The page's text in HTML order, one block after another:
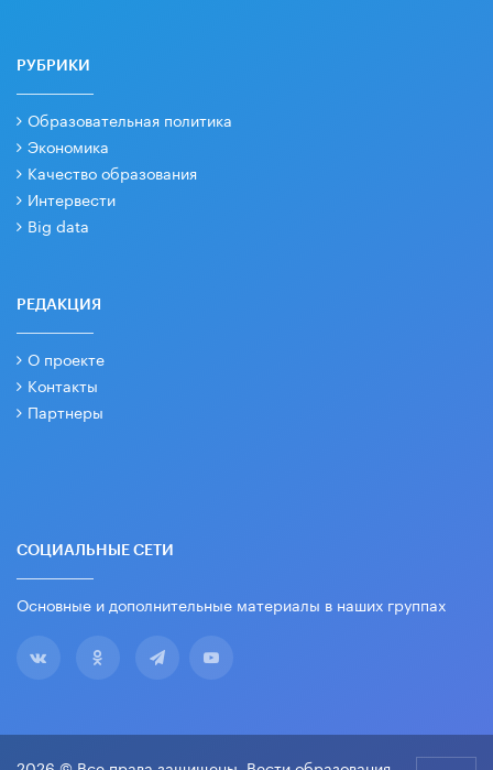
РУБРИКИ
Образовательная политика
Экономика
Качество образования
Интервести
Big data
РЕДАКЦИЯ
О проекте
Контакты
Партнеры
СОЦИАЛЬНЫЕ СЕТИ
Основные и дополнительные материалы в наших группах